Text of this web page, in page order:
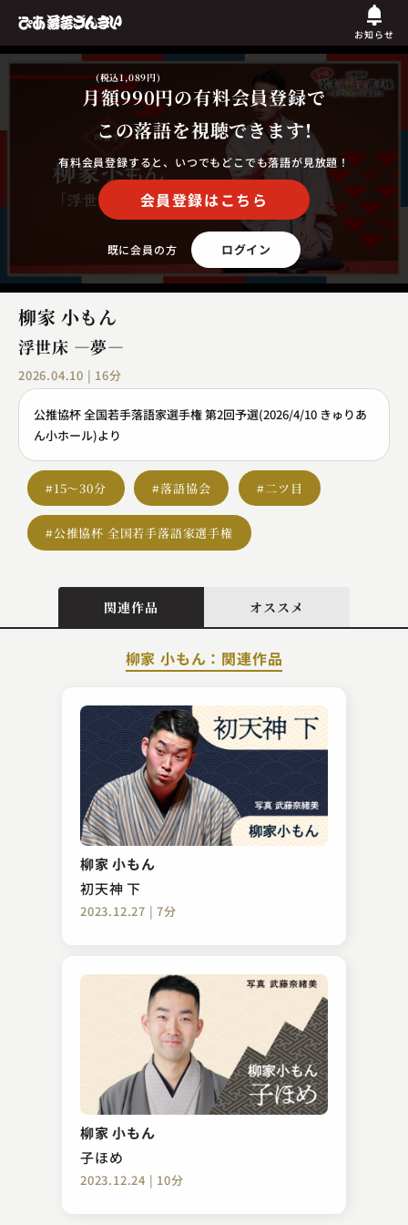
お知らせ
月額990円
(税込1,089円)
の有料会員登録で
この落語を視聴できます!
有料会員登録すると、いつでもどこでも落語が見放題！
会員登録はこちら
既に会員の方 ログイン
柳家 小もん
浮世床 ―夢―
2026.04.10 | 16分
公推協杯 全国若手落語家選手権 第2回予選(2026/4/10 きゅりあ
ん小ホール)より
#15～30分 #落語協会 #二ツ目
#公推協杯 全国若手落語家選手権
関連作品 オススメ
柳家 小もん：関連作品
柳家 小もん
初天神 下
2023.12.27 | 7分
柳家 小もん
子ほめ
2023.12.24 | 10分
春風亭 正朝
紙入れ
2023.07.19 | 15分
桂 春雨
親子茶屋
2024.07.25 | 24分